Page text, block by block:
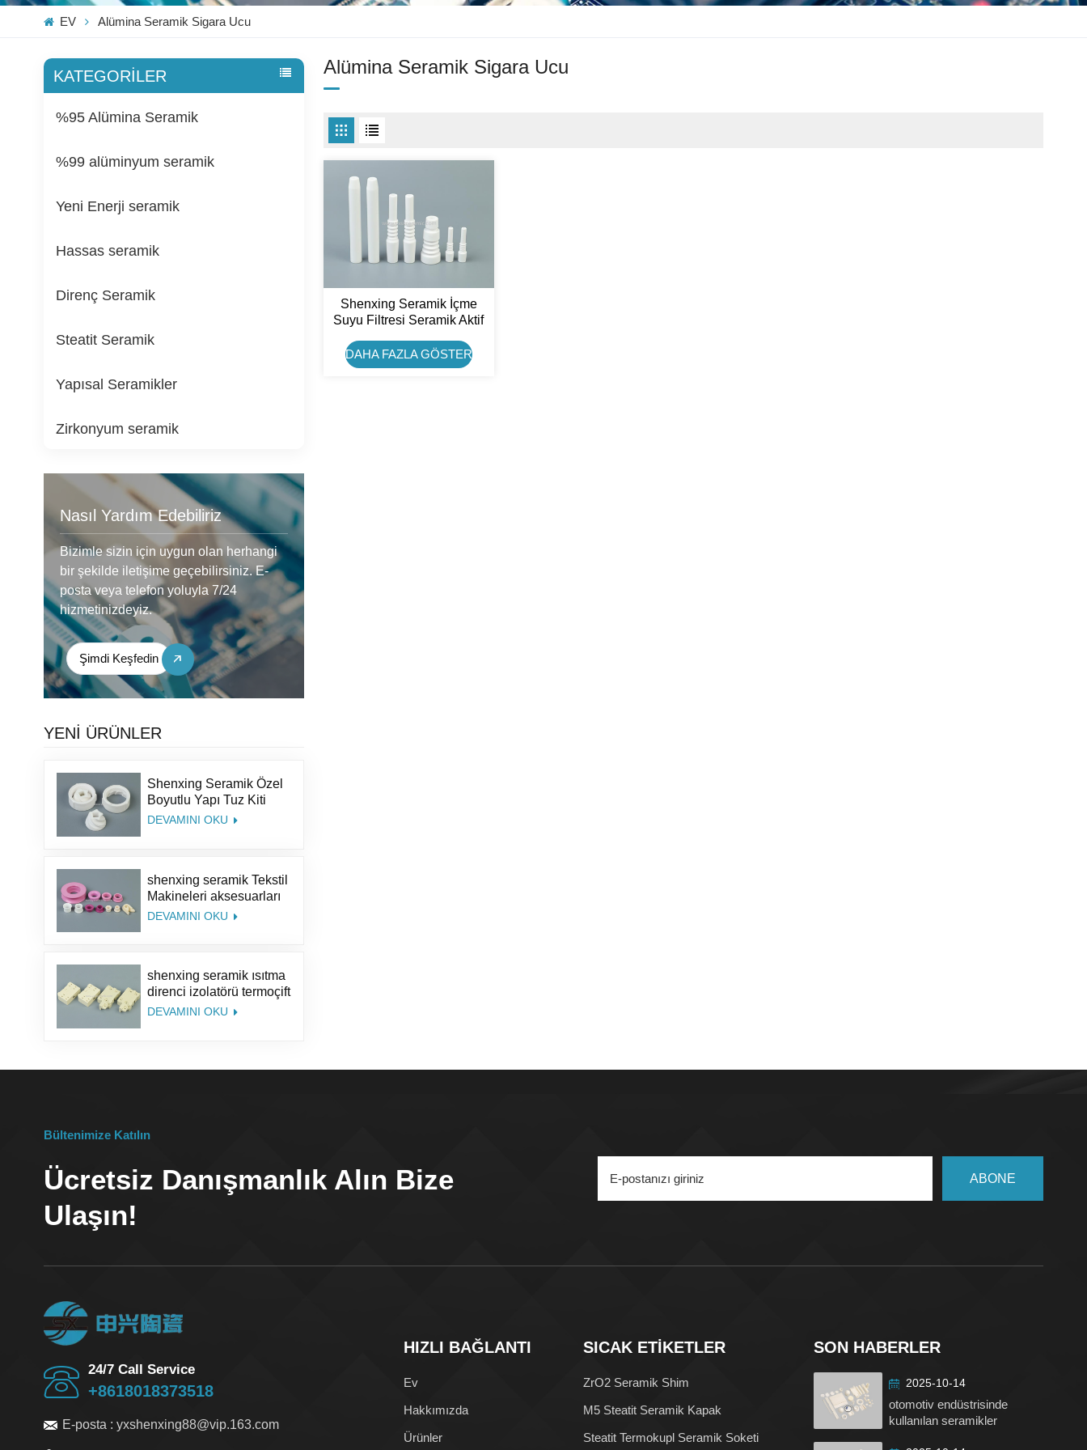
EV Alümina Seramik Sigara Ucu
KATEGORİLER
%95 Alümina Seramik
%99 alüminyum seramik
Yeni Enerji seramik
Hassas seramik
Direnç Seramik
Steatit Seramik
Yapısal Seramikler
Zirkonyum seramik
Nasıl Yardım Edebiliriz
Bizimle sizin için uygun olan herhangi
bir şekilde iletişime geçebilirsiniz. E-
posta veya telefon yoluyla 7/24
hizmetinizdeyiz.
Şimdi Keşfedin
YENİ ÜRÜNLER
Shenxing Seramik Özel
Boyutlu Yapı Tuz Kiti
Karabiber Parçaları
DEVAMINI OKU
shenxing seramik Tekstil
Makineleri aksesuarları
%95 seramik parça
DEVAMINI OKU
shenxing seramik ısıtma
direnci izolatörü termoçift
seramik steatit seramik
DEVAMINI OKU
Alümina Seramik Sigara Ucu
Shenxing Seramik İçme
Suyu Filtresi Seramik Aktif
Piposu
DAHA FAZLA GÖSTER
Bültenimize Katılın
Ücretsiz Danışmanlık Alın Bize
Ulaşın!
ABONE
24/7 Call Service
+8618018373518
E-posta :yxshenxing88@vip.163.com
HIZLI BAĞLANTI
Ev
Hakkımızda
Ürünler
SICAK ETİKETLER
ZrO2 Seramik Shim
M5 Steatit Seramik Kapak
Steatit Termokupl Seramik Soketi
SON HABERLER
2025-10-14
otomotiv endüstrisinde
kullanılan seramikler